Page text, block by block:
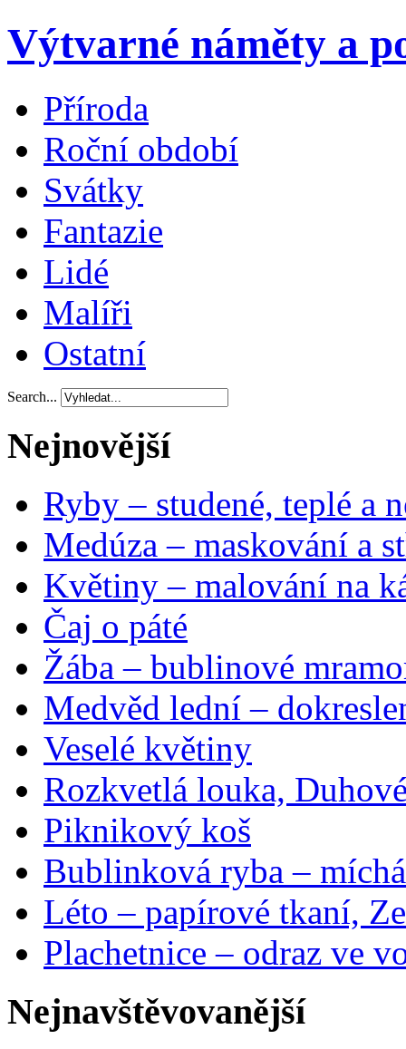
Výtvarné náměty a
Příroda
Roční období
Svátky
Fantazie
Lidé
Malíři
Ostatní
Search...
Nejnovější
Ryby – studené, teplé a
Medúza – maskování a
Květiny – malování na
Čaj o páté
Žába – bublinové
Medvěd lední –
Veselé květiny
Rozkvetlá louka,
Piknikový koš
Bublinková ryba –
Léto – papírové tkaní,
Plachetnice – odraz ve
Nejnavštěvovanější